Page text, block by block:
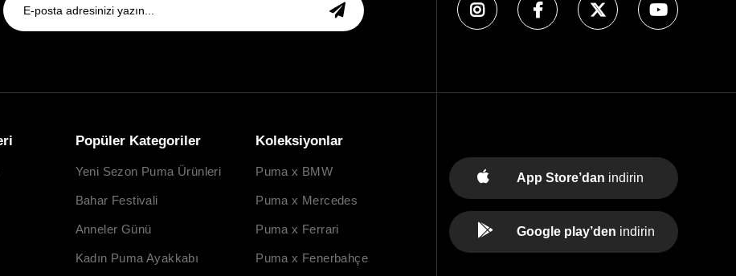
Popüler Kategoriler
Yeni Sezon Puma Ürünleri
Bahar Festivali
Anneler Günü
Kadın Puma Ayakkabı
Koleksiyonlar
Puma x BMW
Puma x Mercedes
Puma x Ferrari
Puma x Fenerbahçe
App Store’dan indirin
Google play’den indirin